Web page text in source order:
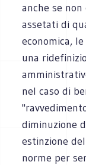
anche se non
assetati di
economica,
una
nel caso di
diminuzione
estinzione
norme per